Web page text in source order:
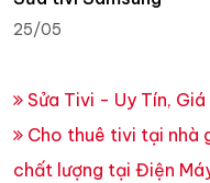
25/05
Sửa Tivi - Uy Tín,
Cho thuê tivi tại nhà
chất lượng tại Điện